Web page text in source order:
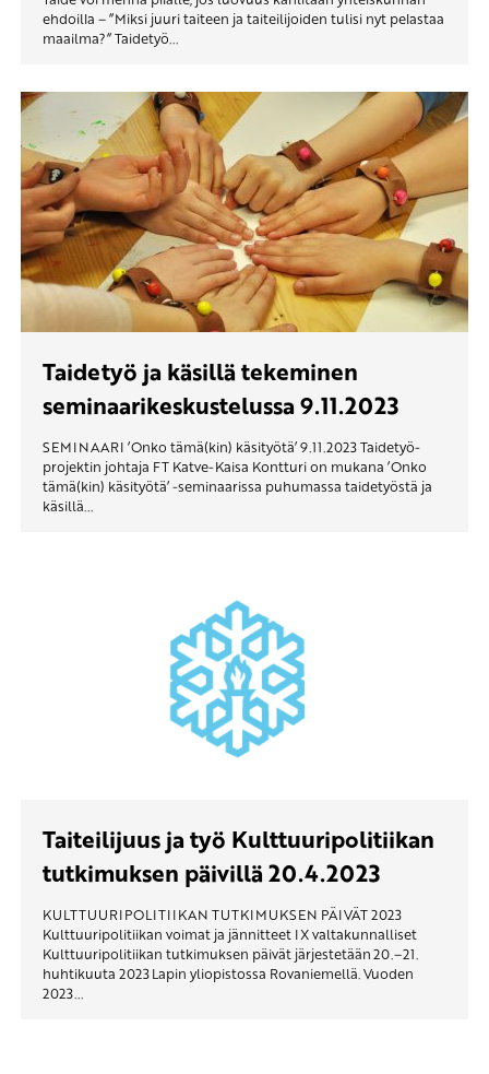
ehdoilla – ”Miksi juuri taiteen ja taiteilijoiden tulisi nyt pelastaa
maailma?” Taidetyö...
Taidetyö ja käsillä tekeminen
seminaarikeskustelussa 9.11.2023
SEMINAARI ’Onko tämä(kin) käsityötä’ 9.11.2023 Taidetyö-
projektin johtaja FT Katve-Kaisa Kontturi on mukana ’Onko
tämä(kin) käsityötä’ -seminaarissa puhumassa taidetyöstä ja
käsillä...
Taiteilijuus ja työ Kulttuuripolitiikan
tutkimuksen päivillä 20.4.2023
KULTTUURIPOLITIIKAN TUTKIMUKSEN PÄIVÄT 2023
Kulttuuripolitiikan voimat ja jännitteet IX valtakunnalliset
Kulttuuripolitiikan tutkimuksen päivät järjestetään 20.–21.
huhtikuuta 2023 Lapin yliopistossa Rovaniemellä. Vuoden
2023...